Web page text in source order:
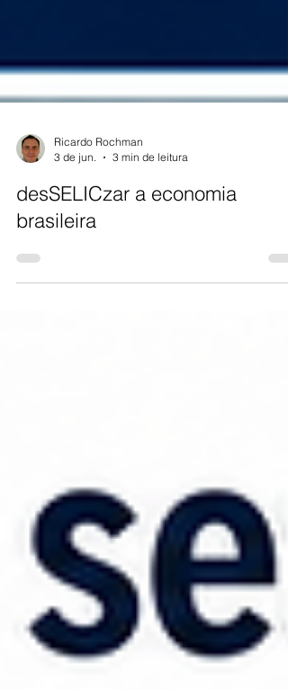
3 de jun.
3 min de leitura
desSELICzar a economia
brasileira